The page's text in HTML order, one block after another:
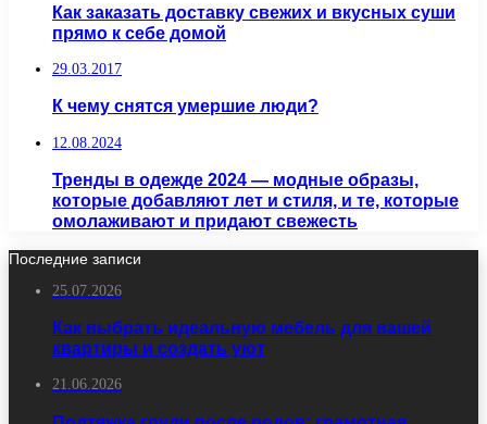
Как заказать доставку свежих и вкусных суши
прямо к себе домой
29.03.2017
К чему снятся умершие люди?
12.08.2024
Тренды в одежде 2024 — модные образы,
которые добавляют лет и стиля, и те, которые
омолаживают и придают свежесть
Последние записи
25.07.2026
Как выбрать идеальную мебель для вашей
квартиры и создать уют
21.06.2026